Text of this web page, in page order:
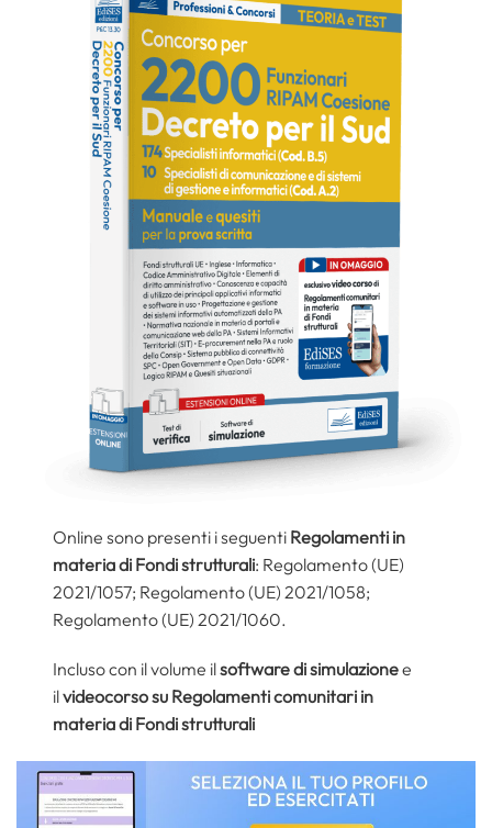
Online sono presenti i seguenti Regolamenti in
materia di Fondi strutturali: Regolamento (UE)
2021/1057; Regolamento (UE) 2021/1058;
Regolamento (UE) 2021/1060.
Incluso con il volume ilsoftware di simulazionee
ilvideocorso su Regolamenti comunitari in
materia di Fondi strutturali